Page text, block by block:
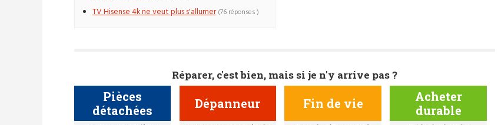
TV Hisense 4k ne veut plus s'allumer (76 réponses )
Réparer, c'est bien, mais si je n'y arrive pas ?
Pièces
détachées
Dépanneur Fin de vie
Acheter
durable